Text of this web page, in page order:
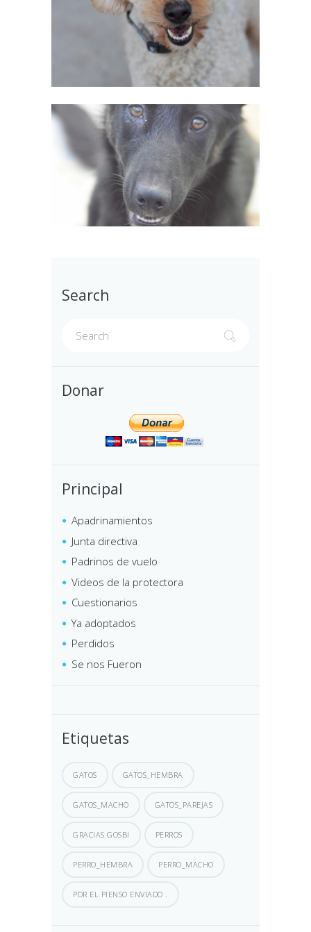
Search
Donar
Principal
Apadrinamientos
Junta directiva
Padrinos de vuelo
Videos de la protectora
Cuestionarios
Ya adoptados
Perdidos
Se nos Fueron
Etiquetas
GATOS GATOS_HEMBRA
GATOS_MACHO GATOS_PAREJAS
GRACIAS GOSBI PERROS
PERRO_HEMBRA PERRO_MACHO
POR EL PIENSO ENVIADO .